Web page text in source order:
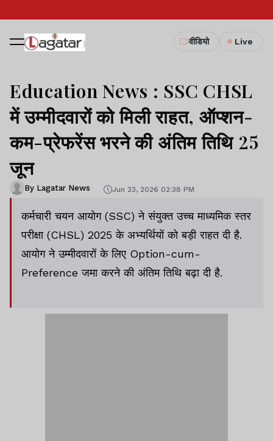
वीडियो Live
Education News : SSC CHSL
में उम्मीदवारों को मिली राहत, ऑप्शन-
कम-प्रेफरेंस भरने की अंतिम तिथि 25
जून
By Lagatar News Jun 23, 2026 02:38 PM
कर्मचारी चयन आयोग (SSC) ने संयुक्त उच्च माध्यमिक स्तर
परीक्षा (CHSL) 2025 के अभ्यर्थियों को बड़ी राहत दी है.
आयोग ने उम्मीदवारों के लिए Option-cum-
Preference जमा करने की अंतिम तिथि बढ़ा दी है.